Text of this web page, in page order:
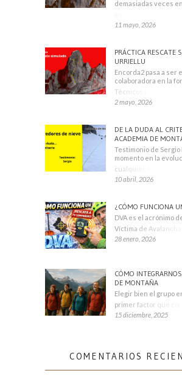
demasiadas veces
11 mayo, 2026
PRÁCTICA RESCATE
URRIELLU
Encorda2 pasa a ser
colaboradora en la
Técnicos Deportivos
2 mayo, 2026
DE LA DUDA AL
ACADEMIA DE
Testimonio de Sergio
momento en la
cualquier montañero
10 abril, 2026
¿CÓMO FUNCIONA
DVA es el acrónimo
Víctima de Avalancha.
28 enero, 2026
CÓMO
DE MONTAÑA
Elegir bien el grupo
primer factor que
15 diciembre, 2025
COMENTARIOS